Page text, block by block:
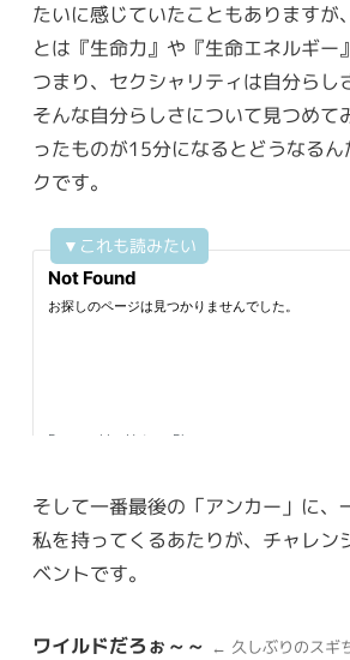
たいに感じていたこともありますが
とは『生命力』や『生命エネルギー
つまり、セクシャリティは自分らし
そんな自分らしさについて見つめて
ったものが15分になるとどうなる
クです。
そして一番最後の「アンカー」に、
私を持ってくるあたりが、チャレン
ベントです。
ワイルドだろぉ～～ ← 久しぶりのスギ